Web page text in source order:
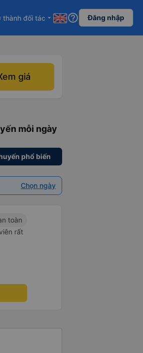
thành đối tác arrow_drop_down help_outline Đăng nhập
giá
mỗi ngày
phổ biến
Chọn ngày
toàn
rất